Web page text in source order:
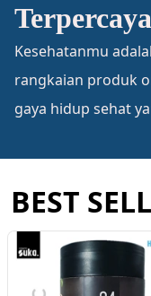
Kesehatanmu
rangkaian produk
gaya hidup sehat
BEST